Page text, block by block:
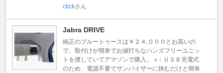
clickさん
Jabra DRIVE
純正のブルートゥースは￥２４,０００とお高いの
で、取付けが簡単でお値打ちなハンズフリーユニッ
トを捜していてアマゾンで購入。 ○：ＵＳＢ充電式
のため、電源不要でサンバイザーに挟むだけと簡単